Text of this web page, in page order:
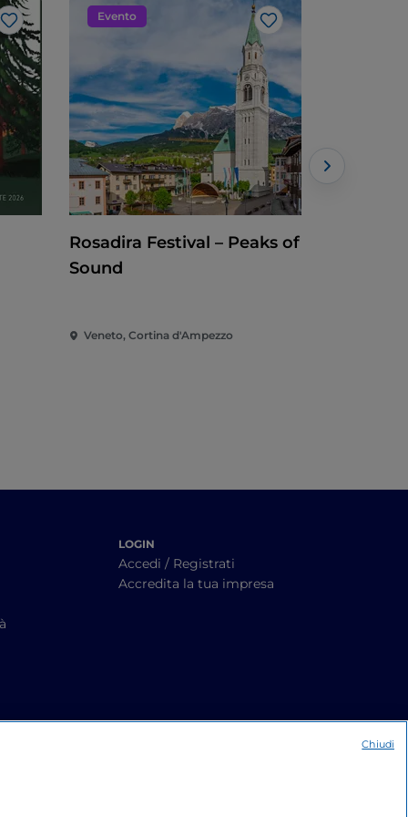
Like
Evento
Like
Rosadira Festival – Peaks of
Sound
Veneto, Cortina d'Ampezzo
LOGIN
Accedi / Registrati
Accredita la tua impresa
Chiudi